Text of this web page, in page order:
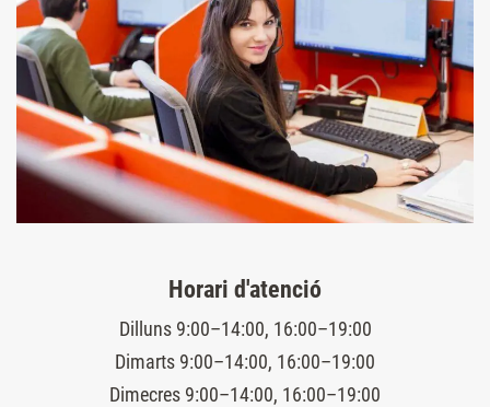
Horari d'atenció
Dilluns 9:00–14:00, 16:00–19:00
Dimarts 9:00–14:00, 16:00–19:00
Dimecres 9:00–14:00, 16:00–19:00